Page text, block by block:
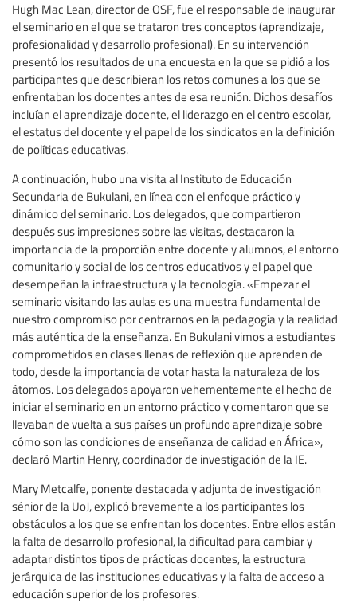
Hugh Mac Lean, director de OSF, fue el responsable de inaugurar
el seminario en el que se trataron tres conceptos (aprendizaje,
profesionalidad y desarrollo profesional). En su intervención
presentó los resultados de una encuesta en la que se pidió a los
participantes que describieran los retos comunes a los que se
enfrentaban los docentes antes de esa reunión. Dichos desafíos
incluían el aprendizaje docente, el liderazgo en el centro escolar,
el estatus del docente y el papel de los sindicatos en la definición
de políticas educativas.
A continuación, hubo una visita al Instituto de Educación
Secundaria de Bukulani, en línea con el enfoque práctico y
dinámico del seminario. Los delegados, que compartieron
después sus impresiones sobre las visitas, destacaron la
importancia de la proporción entre docente y alumnos, el entorno
comunitario y social de los centros educativos y el papel que
desempeñan la infraestructura y la tecnología. «Empezar el
seminario visitando las aulas es una muestra fundamental de
nuestro compromiso por centrarnos en la pedagogía y la realidad
más auténtica de la enseñanza. En Bukulani vimos a estudiantes
comprometidos en clases llenas de reflexión que aprenden de
todo, desde la importancia de votar hasta la naturaleza de los
átomos. Los delegados apoyaron vehementemente el hecho de
iniciar el seminario en un entorno práctico y comentaron que se
llevaban de vuelta a sus países un profundo aprendizaje sobre
cómo son las condiciones de enseñanza de calidad en África»,
declaró Martin Henry, coordinador de investigación de la IE.
Mary Metcalfe, ponente destacada y adjunta de investigación
sénior de la UoJ, explicó brevemente a los participantes los
obstáculos a los que se enfrentan los docentes. Entre ellos están
la falta de desarrollo profesional, la dificultad para cambiar y
adaptar distintos tipos de prácticas docentes, la estructura
jerárquica de las instituciones educativas y la falta de acceso a
educación superior de los profesores.